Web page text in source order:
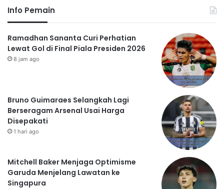
Info Pemain
Ramadhan Sananta Curi Perhatian
Lewat Gol di Final Piala Presiden 2026
8 jam ago
Bruno Guimaraes Selangkah Lagi
Berseragam Arsenal Usai Harga
Disepakati
1 hari ago
Mitchell Baker Menjaga Optimisme
Garuda Menjelang Lawatan ke
Singapura